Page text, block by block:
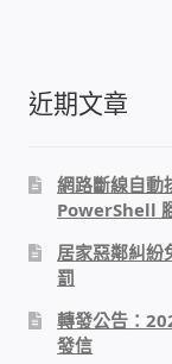
監視器異地
電話總機 對講
迅時數位網
IP-PBX 租賃
近期文章
網路斷線自動
PowerShell
居家惡鄰糾紛
罰
轉發公告：
發信